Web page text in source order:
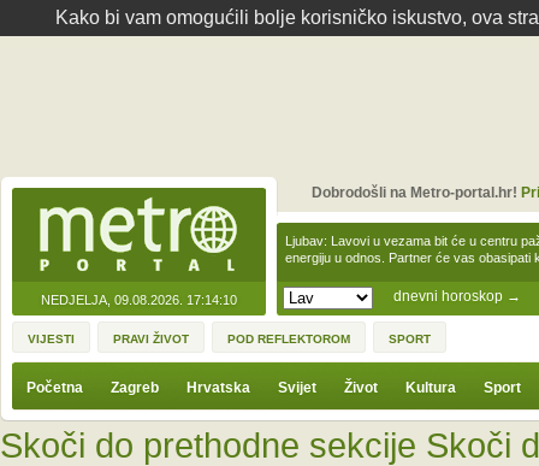
Kako bi vam omogućili bolje korisničko iskustvo, ova
NEDJELJA, 09.08.2026. 17:14:10 dnevni horoskop →
Ljubav: Lavovi u vezama bit će u centru
energiju u odnos. Partner će vas obasipati
Dobrodošli na Metro-portal.hr!
VIJESTI PRAVI ŽIVOT POD REFLEKTOROM SPORT
Početna Zagreb Hrvatska Svijet Život Kultura Sport
Skoči do prethodne sekcije Skoči